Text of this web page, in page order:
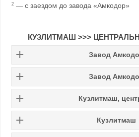
2 — с заездом до завода «Амкодор»
КУЗЛИТМАШ >>>
Завод
Завод
Кузлитмаш,
Кузлитмаш